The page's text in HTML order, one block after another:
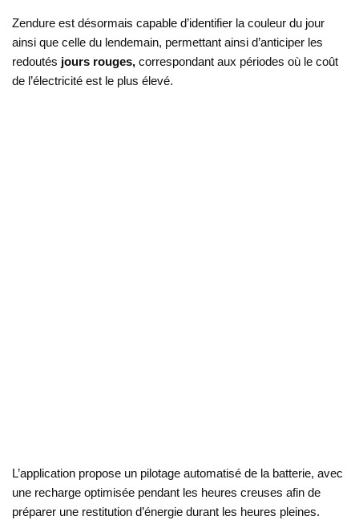
Zendure est désormais capable d’identifier la couleur du jour
ainsi que celle du lendemain, permettant ainsi d’anticiper les
redoutés jours rouges, correspondant aux périodes où le coût
de l’électricité est le plus élevé.
L’application propose un pilotage automatisé de la batterie, avec
une recharge optimisée pendant les heures creuses afin de
préparer une restitution d’énergie durant les heures pleines.